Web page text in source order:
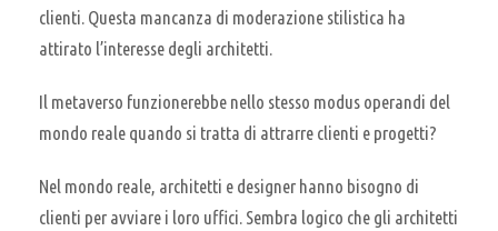
clienti. Questa mancanza di moderazione stilistica ha
attirato l’interesse degli architetti.
Il metaverso funzionerebbe nello stesso modus operandi del
mondo reale quando si tratta di attrarre clienti e progetti?
Nel mondo reale, architetti e designer hanno bisogno di
clienti per avviare i loro uffici. Sembra logico che gli architetti